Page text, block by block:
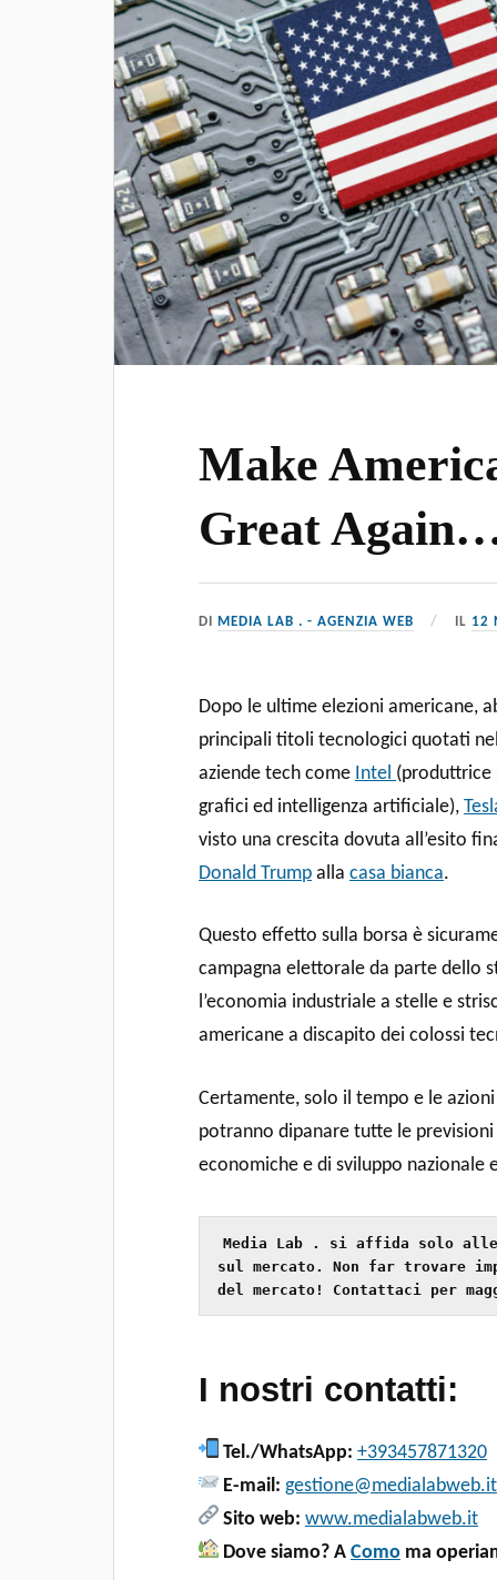
Make
Great
DI MEDIA LAB . - AGENZIA WEB IL 12
Dopo le ultime elezioni americane,
principali titoli tecnologici quotati
aziende tech come Intel (produttrice
grafici ed intelligenza artificiale),
visto una crescita dovuta all’esito
Donald Trump allacasa bianca.
Questo effetto sulla borsa è
campagna elettorale da parte dello
l’economia industriale a stelle e
americane a discapito dei colossi
Certamente, solo il tempo e le
potranno dipanare tutte le
economiche e di sviluppo nazionale
Media Lab . si affida solo
sul mercato. Non far trovare
del mercato! Contattaci per
I nostri contatti:
Tel./WhatsApp: +393457871320
E-mail: gestione@medialabweb.it
Sito web: www.medialabweb.it
Dove siamo? A Comoma